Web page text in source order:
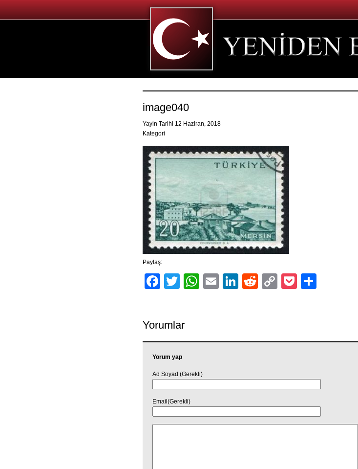
image040
Yayin Tarihi 12 Haziran, 2018
Kategori
Paylaş:
Facebook
TwitterWhatsApp
EmailLinkedIn
RedditCopyPocket
Yorumlar
Yorum yap
Ad Soyad (Gerekli)
Email(Gerekli)